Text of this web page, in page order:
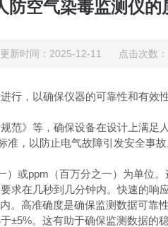
防空气染毒监测仪的
更新时间：2025-12-11 点击次数
行，以确保仪器的可靠性和有效
范》等，确保设备在设计上满足
准，以防止电气故障引发安全事
或ppm（百万分之一）为单位
求在几秒到几分钟内。快速的
。高准确度是确保监测数据可靠
±5%。这有助于确保监测数据的